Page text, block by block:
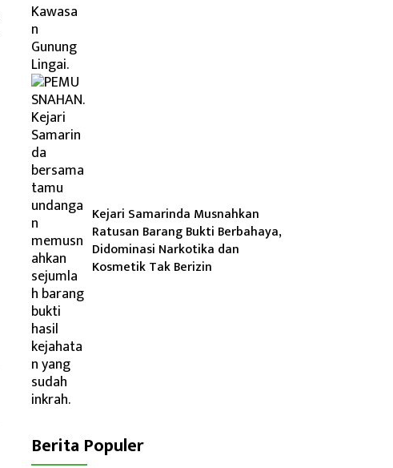
Kejari Samarinda Musnahkan
Ratusan Barang Bukti Berbahaya,
Didominasi Narkotika dan
Kosmetik Tak Berizin
Berita Populer